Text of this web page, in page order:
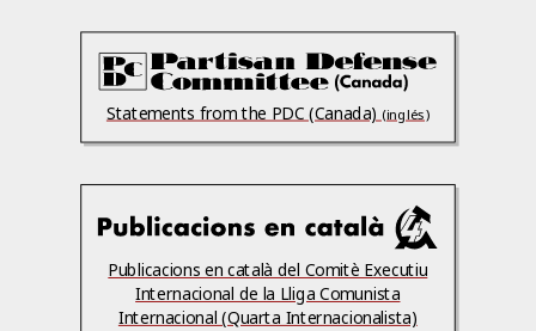
Statements from the PDC (Canada) (inglés)
Publicacions en català del Comitè Executiu
Internacional de la Lliga Comunista
Internacional (Quarta Internacionalista)